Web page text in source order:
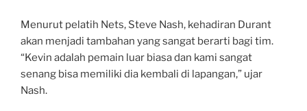
Menurut pelatih Nets, Steve Nash, kehadiran Durant
akan menjadi tambahan yang sangat berarti bagi tim.
“Kevin adalah pemain luar biasa dan kami sangat
senang bisa memiliki dia kembali di lapangan,” ujar
Nash.